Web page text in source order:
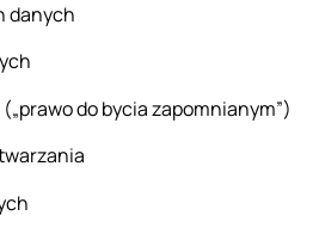
danych
do bycia zapomnianym”)